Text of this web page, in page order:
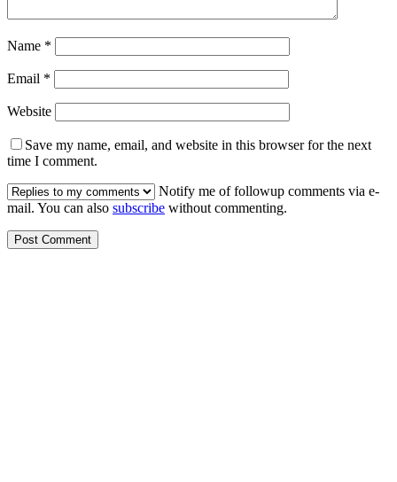
Name *
Email *
Website
Save my name, email, and website in this browser for the next
time I comment.
Notify me of followup comments via e-
mail. You can also subscribe without commenting.